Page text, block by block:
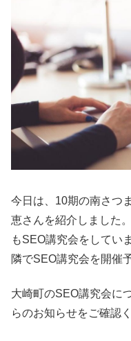
今日は、10期の南さつ
恵さんを紹介しました
もSEO講究会をしてい
隣でSEO講究会を開催
大崎町のSEO講究会に
らのお知らせをご確認